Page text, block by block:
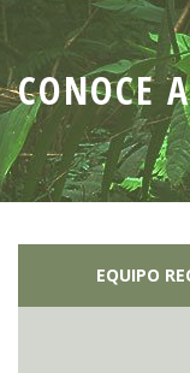
CONOCE
EQUIPO